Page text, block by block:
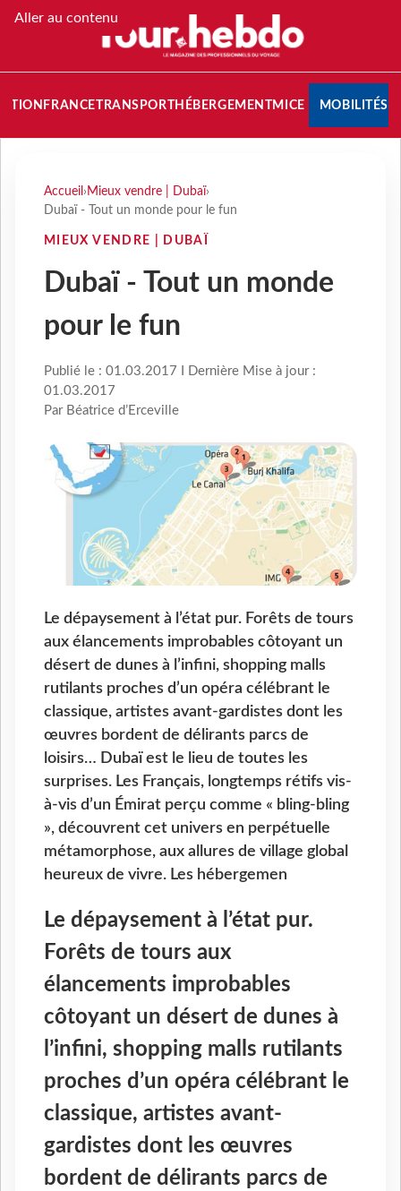
Aller au contenu
FRANCETRANSPORT HÉBERGEMENTMICE MOBILITÉS
Accueil › Mieux vendre | Dubaï›
Dubaï - Tout un monde pour le fun
MIEUX VENDRE | DUBAÏ
Dubaï - Tout un monde
pour le fun
Publié le : 01.03.2017 I Dernière Mise à jour :
01.03.2017
Par Béatrice d’Erceville
Le dépaysement à l’état pur. Forêts de tours
aux élancements improbables côtoyant un
désert de dunes à l’infini, shopping malls
rutilants proches d’un opéra célébrant le
classique, artistes avant-gardistes dont les
œuvres bordent de délirants parcs de
loisirs… Dubaï est le lieu de toutes les
surprises. Les Français, longtemps rétifs vis-
à-vis d’un Émirat perçu comme « bling-bling
», découvrent cet univers en perpétuelle
métamorphose, aux allures de village global
heureux de vivre. Les hébergemen
Le dépaysement à l’état pur.
Forêts de tours aux
élancements improbables
côtoyant un désert de dunes à
l’infini, shopping malls rutilants
proches d’un opéra célébrant le
classique, artistes avant-
gardistes dont les œuvres
bordent de délirants parcs de